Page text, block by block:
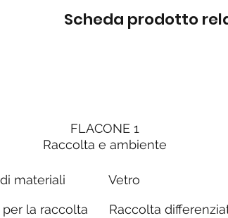
Scheda prodotto
FLACONE 1
Raccolta e ambiente
materiali
per la raccolta
Vetro
Raccolta